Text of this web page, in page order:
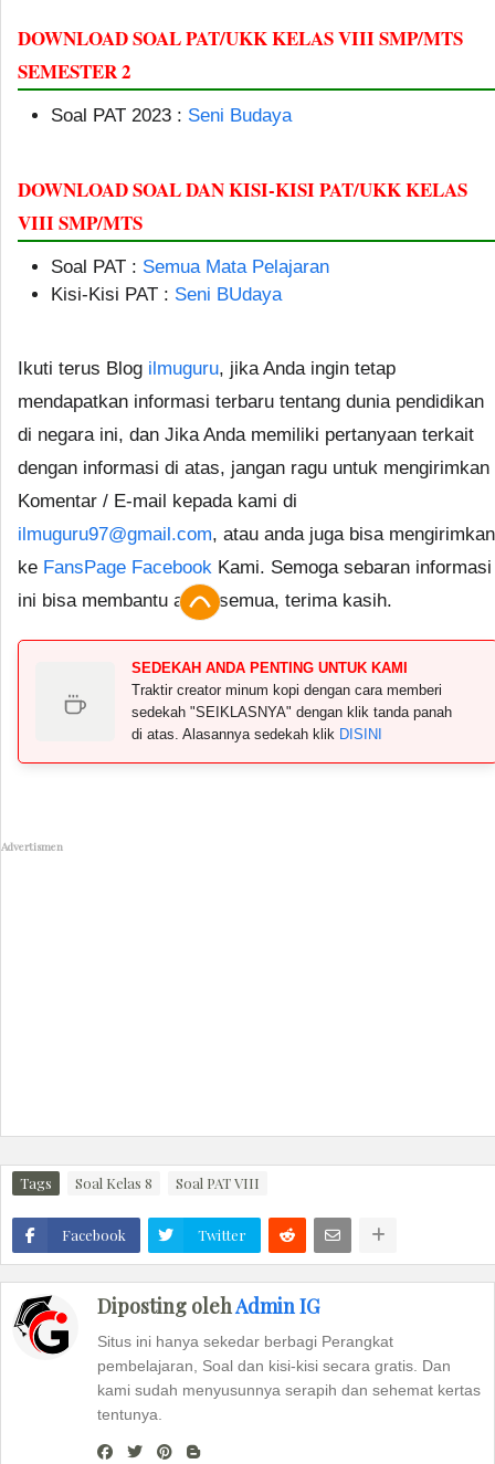
DOWNLOAD SOAL PAT/UKK KELAS VIII SMP/MTS
SEMESTER 2
Soal PAT 2023 : Seni Budaya
DOWNLOAD SOAL DAN KISI-KISI PAT/UKK KELAS
VIII SMP/MTS
Soal PAT : Semua Mata Pelajaran
Kisi-Kisi PAT : Seni BUdaya
Ikuti terus Blog ilmuguru, jika Anda ingin tetap
mendapatkan informasi terbaru tentang dunia pendidikan
di negara ini, dan Jika Anda memiliki pertanyaan terkait
dengan informasi di atas, jangan ragu untuk mengirimkan
Komentar / E-mail kepada kami di
ilmuguru97@gmail.com, atau anda juga bisa mengirimkan
ke FansPage Facebook Kami. Semoga sebaran informasi
ini bisa membantu anda semua, terima kasih.
SEDEKAH ANDA PENTING UNTUK KAMI
Traktir creator minum kopi dengan cara memberi
sedekah "SEIKLASNYA" dengan klik tanda panah
di atas. Alasannya sedekah klik DISINI
Advertismen
Tags Soal Kelas 8 Soal PAT VIII
Facebook Twitter
Diposting olehAdmin IG
Situs ini hanya sekedar berbagi Perangkat
pembelajaran, Soal dan kisi-kisi secara gratis. Dan
kami sudah menyusunnya serapih dan sehemat kertas
tentunya.